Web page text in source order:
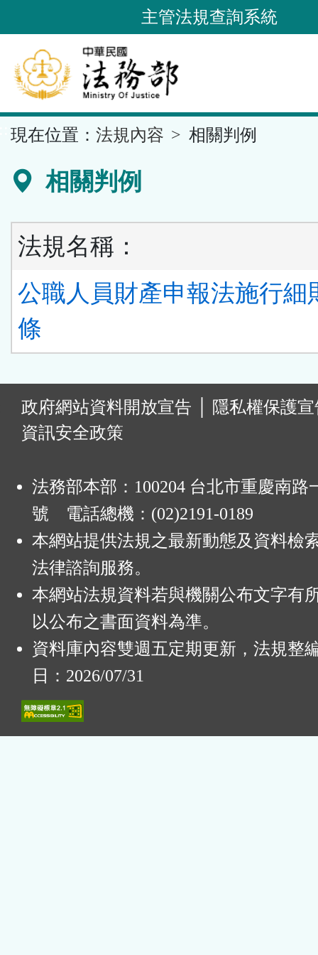
到
要
內
容
區
主管法規查詢系統
現在位置： 法規內容 相關判例
相關判例
法規名稱：
公職人員財產申報法施行細
條
政府網站資料開放宣告
隱私權保護
資訊安全政策
法務部本部：100204 台北市重慶南路
號 電話總機：(02)2191-0189
本網站提供法規之最新動態及資料檢
法律諮詢服務。
本網站法規資料若與機關公布文字有
以公布之書面資料為準。
資料庫內容雙週五定期更新，法規整
日：2026/07/31